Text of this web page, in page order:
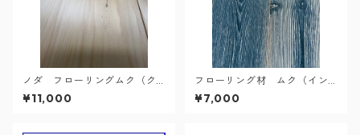
ノダ フローリングムク（ク
リア）
¥11,000
フローリング材 ムク（イン
ディゴブルー）
¥7,000